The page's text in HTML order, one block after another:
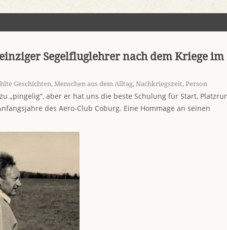
Segelfluglehrer nach dem Kriege im
Geschichten, Menschen aus dem Alltag, Nachkriegszeit, Person
„pingelig“, aber er hat uns die beste Schulung für Start,
des Aero-Club Coburg. Eine Hommage an seinen